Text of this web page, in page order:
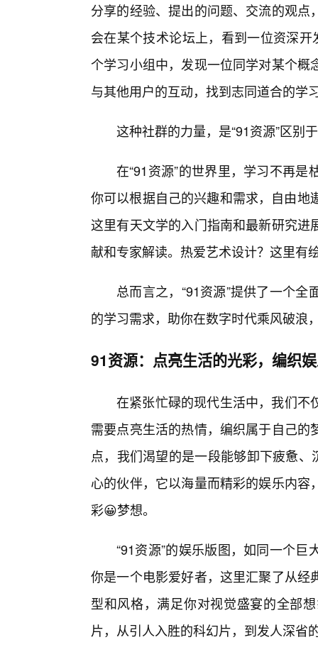
分享的经验、提出的问题、交流的观
会在某个技术论坛上，看到一位资深
个学习小组中，发现一位同学对某个
与其他用户的互动，找到志同道合的学
这种社群的力量，是“91资源”区别
在“91资源”的世界里，学习不再
你可以根据自己的兴趣和需求，自由
这里有天文学的入门指南和最新研究
献和专家解读。热爱艺术设计？这里有
总而言之，“91资源”提供了一个
的学习需求，助你在数字时代乘风破浪
91资源：点亮生活的光彩，编织
在紧张忙碌的现代生活中，我们不
需要点亮生活的热情，编织属于自己
点，我们渴望的是一段能够卸下疲惫
心的伙伴，它以海量而精彩的娱乐内
彩😀梦想。
“91资源”的娱乐版图，如同一个
你是一个电影爱好者，这里汇聚了从
型和风格，满足你对视觉盛宴的全部
片，从引人入胜的科幻片，到发人深省